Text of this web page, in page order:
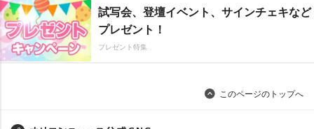
試写会、登壇イベント、サインチェキなど
プレゼント！
プレゼント特集
このページのトップへ